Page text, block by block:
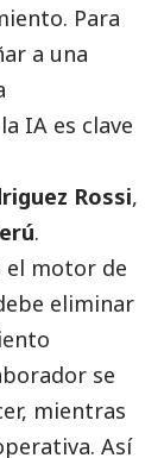
Para
a una
IA es clave
Rossi,
.
el motor de
eliminar
se
mientras
Así